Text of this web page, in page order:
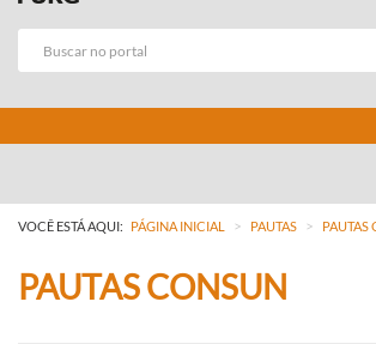
VOCÊ ESTÁ AQUI: PÁGINA INICIAL > PAUTAS > PAUTAS
PAUTAS CONSUN